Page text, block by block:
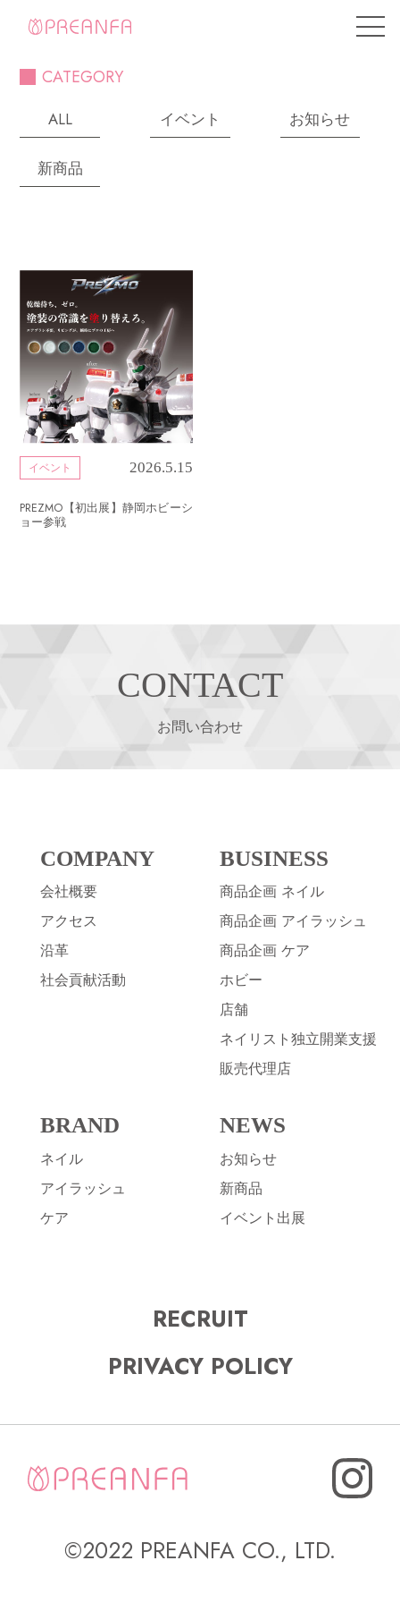
CATEGORY
ALL イベント お知らせ
新商品
イベント 2026.5.15
PREZMO【初出展】静岡ホビーシ
ョー参戦
CONTACT
お問い合わせ
COMPANY
会社概要
アクセス
沿革
社会貢献活動
BUSINESS
商品企画 ネイル
商品企画 アイラッシュ
商品企画 ケア
ホビー
店舗
ネイリスト独立開業支援
販売代理店
BRAND
ネイル
アイラッシュ
ケア
NEWS
お知らせ
新商品
イベント出展
©2022 PREANFA CO., LTD.
RECRUIT
PRIVACY POLICY